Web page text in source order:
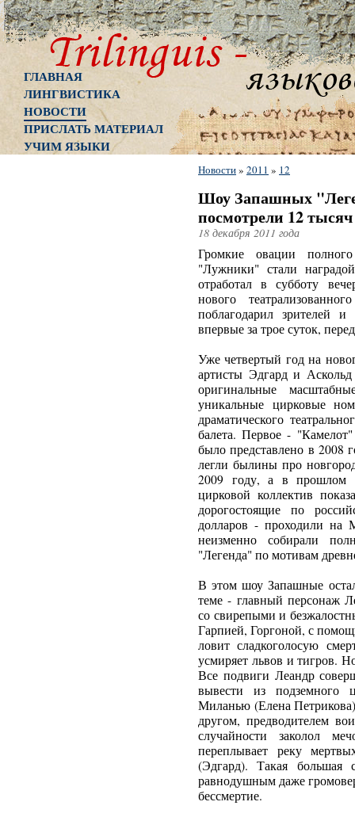
ГЛАВНАЯ
ЛИНГВИСТИКА
НОВОСТИ
ПРИСЛАТЬ МАТЕРИАЛ
УЧИМ ЯЗЫКИ
Новости» 2011 » 12
Шоу Запашных
посмотрели 12
18 декабря 2011 года
Громкие овации
"Лужники" стали
отработал в субботу
нового
поблагодарил зрителей и
впервые за трое суток,
Уже четвертый год на
артисты Эдгард и
оригинальные
уникальные цирковые
драматического
балета. Первое -
было представлено в 2008
легли былины про
2009 году, а в прошлом
цирковой коллектив
дорогостоящие по
долларов - проходили на
неизменно собирали
"Легенда" по мотивам
В этом шоу Запашные
теме - главный персонаж
со свирепыми и
Гарпией, Горгоной, с
ловит сладкоголосую
усмиряет львов и тигров.
Все подвиги Леандр
вывести из подземного
Миланью (Елена
другом, предводителем
случайности заколол
переплывает реку
(Эдгард). Такая большая
равнодушным даже
бессмертие.